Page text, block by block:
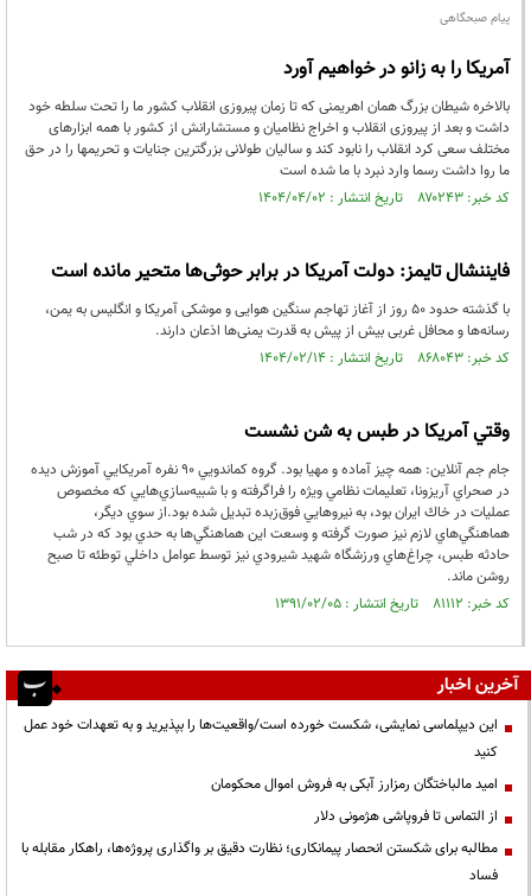
پیام صبحگاهی
آمریکا را به زانو در خواهیم آورد
بالاخره شیطان بزرگ همان اهریمنی که تا زمان پیروزی انقلاب کشور ما را تحت سلطه خود
داشت و بعد از پیروزی انقلاب و اخراج نظامیان و مستشارانش از کشور با همه ابزارهای
مختلف سعی کرد انقلاب را نابود کند و سالیان طولانی بزرگترین جنایات و تحریمها را در حق
ما روا داشت رسما وارد نبرد با ما شده است
کد خبر: ۸۷۰۲۴۳ تاریخ انتشار : ۱۴۰۴/۰۴/۰۲
فایننشال تایمز: دولت آمریکا در برابر حوثی‌ها متحیر مانده است
با گذشته حدود ۵۰ روز از آغاز تهاجم سنگین هوایی و موشکی آمریکا و انگلیس به یمن،
رسانه‌ها و محافل غربی بیش از پیش به قدرت یمنی‌ها اذعان دارند.
کد خبر: ۸۶۸۰۴۳ تاریخ انتشار : ۱۴۰۴/۰۲/۱۴
وقتي آمريكا در طبس به شن نشست
جام جم آنلاين: همه چيز آماده و مهيا بود. گروه كماندويي 90 نفره آمريكايي آموزش ديده
در صحراي آريزونا، تعليمات نظامي ويژه را فراگرفته و با شبيه‌سازي‌هايي كه مخصوص
عمليات در خاك ايران بود،‌ به نيروهايي فوق‌زبده تبديل شده بود.از سوي ديگر،
هماهنگي‌هاي لازم نيز صورت گرفته و وسعت اين هماهنگي‌ها به حدي بود كه در شب
حادثه طبس، چراغ‌هاي ورزشگاه شهيد شيرودي نيز توسط عوامل داخلي توطئه تا صبح
روشن ماند.
کد خبر: ۸۱۱۱۲ تاریخ انتشار : ۱۳۹۱/۰۲/۰۵
آخرین اخبار
این دیپلماسی نمایشی، شکست خورده است/واقعیت‌ها را بپذیرید و به تعهدات خود عمل
کنید
امید مالباختگان رمزارز آبکی به فروش اموال محکومان
از التماس تا فروپاشی هژمونی دلار
مطالبه برای شکستن انحصار پیمانکاری؛ نظارت دقیق بر واگذاری پروژه‌ها، راهکار مقابله با
فساد